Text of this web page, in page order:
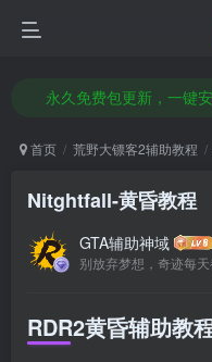
永久免费包更新，一键
官方授权经销商，
首页 荒野大镖客2辅助教程
Nitghtfall-黄昏教程
GTA辅助神域
别放弃梦想，奇迹每
RDR2黄昏辅助教